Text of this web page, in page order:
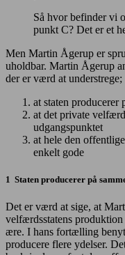
Så hvor befinder vi
punkt C? Det er et
Men Martin Ågerup er
uholdbar. Martin Ågerup
der er værd at understrege;
at staten producerer
at det private
udgangspunktet
at hele den
enkelt gode
1 Staten producerer på
Det er værd at sige, at
velfærdsstatens
ære. I hans fortælling
producere flere ydelser.